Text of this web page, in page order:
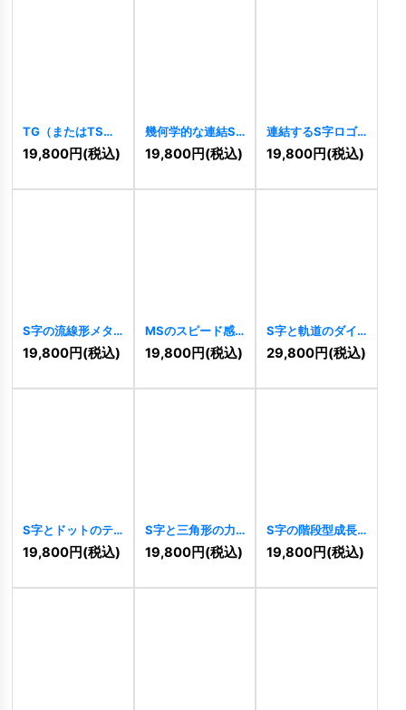
TG（またはTS）
の力強い躍動ロゴ
10358]
19,800円(税込)
幾何学的な連結S
字のロゴ [10350 ]
19,800円(税込)
連結するS字ロゴ
[10342]
19,800円(税込)
S字の流線形メタ
リックスピードロ
ゴ [ 10334]
19,800円(税込)
MSのスピード感
あふれる連結ロゴ
10321 ]
19,800円(税込)
S字と軌道のダイ
ナミックロゴ
10295 ]
29,800円(税込)
S字とドットのテ
クノロジー連結ロ
ゴ [ 10296]
19,800円(税込)
S字と三角形の力
強い成長ロゴ
10294]
19,800円(税込)
S字の階段型成長
ロゴ[10285]
19,800円(税込)